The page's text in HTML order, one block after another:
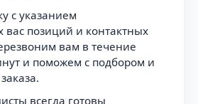
с указанием
позиций и контактных
вам в течение
и поможем с подбором и
всегда готовы